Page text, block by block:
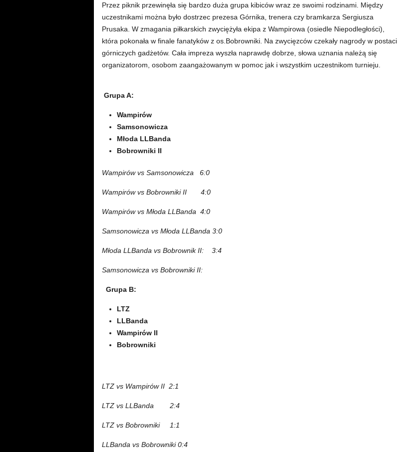
Przez piknik przewinęła się bardzo duża grupa kibiców wraz ze swoimi rodzinami. Między
uczestnikami można było dostrzec prezesa Górnika, trenera czy bramkarza Sergiusza
Prusaka. W zmagania piłkarskich zwyciężyła ekipa z Wampirowa (osiedle Niepodległości),
która pokonała w finale fanatyków z os.Bobrowniki. Na zwycięzców czekały nagrody w postaci
górniczych gadżetów. Cała impreza wyszła naprawdę dobrze, słowa uznania należą się
organizatorom, osobom zaangażowanym w pomoc jak i wszystkim uczestnikom turnieju.
Grupa A:
Wampirów
Samsonowicza
Młoda LLBanda
Bobrowniki II
Wampirów vs Samsonowicza 6:0
Wampirów vs Bobrowniki II 4:0
Wampirów vs Młoda LLBanda 4:0
Samsonowicza vs Młoda LLBanda 3:0
Młoda LLBanda vs Bobrownik II: 3:4
Samsonowicza vs Bobrowniki II:
Grupa B:
LTZ
LLBanda
Wampirów II
Bobrowniki
LTZ vs Wampirów II 2:1
LTZ vs LLBanda 2:4
LTZ vs Bobrowniki 1:1
LLBanda vs Bobrowniki 0:4